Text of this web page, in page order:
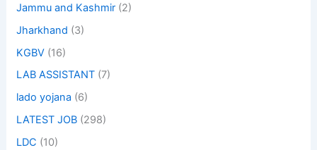
Jammu and Kashmir (2)
Jharkhand (3)
KGBV (16)
LAB ASSISTANT (7)
lado yojana (6)
LATEST JOB (298)
LDC (10)